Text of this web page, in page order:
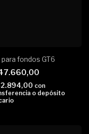
para fondos GT6
con
o depósito